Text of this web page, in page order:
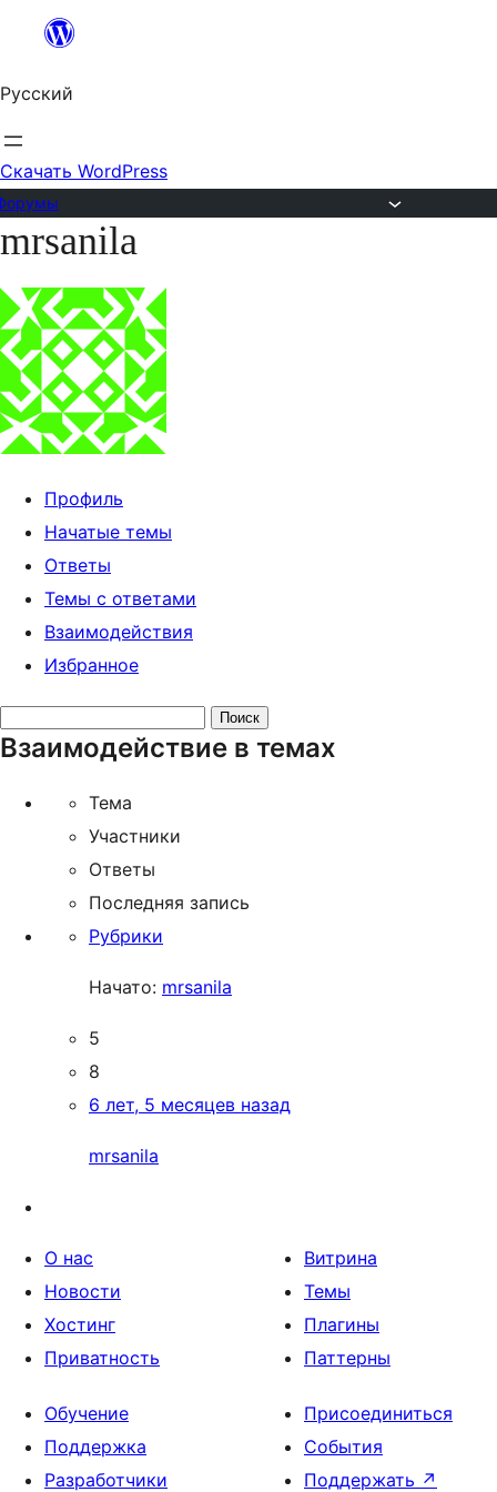
Перейти
содержимому
Русский
Скачать WordPress
Перейти
содержимому
mrsanila
Профиль
Начатые темы
Ответы
Темы с ответами
Взаимодействия
Избранное
тем:
Взаимодействие в темах
Тема
Участники
Ответы
Последняя запись
Рубрики
Начато: mrsanila
5
8
6 лет, 5 месяцев назад
mrsanila
О нас
Новости
Хостинг
Приватность
Витрина
Темы
Плагины
Паттерны
Обучение
Поддержка
Разработчики
Присоединиться
События
Поддержать ↗